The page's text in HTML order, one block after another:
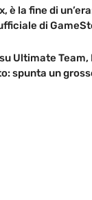
è la fine di
di
Ultimate Team,
spunta un